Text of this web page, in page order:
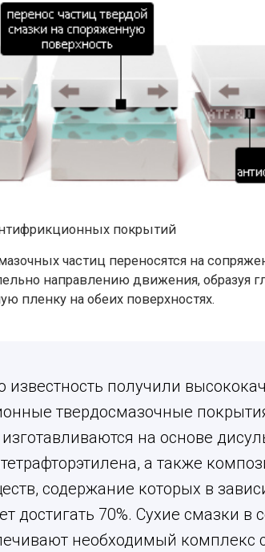
покрытий
частиц переносятся на
направлению движения, образуя
пленку на обеих поверхностях.
получили
твердосмазочные
на основе
а также
содержание которых в
достигать 70%. Сухие смазки в
необходимый комплекс